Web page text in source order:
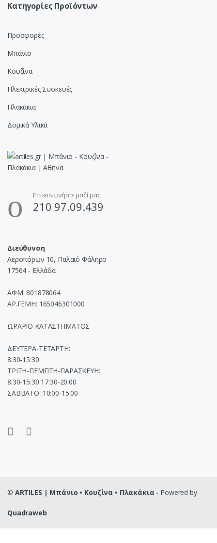
Κατηγορίες Προϊόντων
Προσφορές
Μπάνιο
Κουζίνα
Ηλεκτρικές Συσκευές
Πλακάκια
Δομικά Υλικά
Επικοινωνήστε μαζί μας
210 97.09.439
Διεύθυνση
Αεροπόρων 10, Παλαιό Φάληρο
17564 - Ελλάδα
ΑΦΜ: 801878064
ΑΡ.ΓΕΜΗ: 165046301000
ΩΡΑΡΙΟ ΚΑΤΑΣΤΗΜΑΤΟΣ
ΔΕΥΤΕΡΑ-ΤΕΤΑΡΤΗ:
8:30-15:30
ΤΡΙΤΗ-ΠΕΜΠΤΗ-ΠΑΡΑΣΚΕΥΗ:
8:30-15:30 17:30-20:00
ΣΑΒΒΑΤΟ :10:00-15:00
© ARTILES | Μπάνιο • Κουζίνα • Πλακάκια - Powered by
Quadraweb